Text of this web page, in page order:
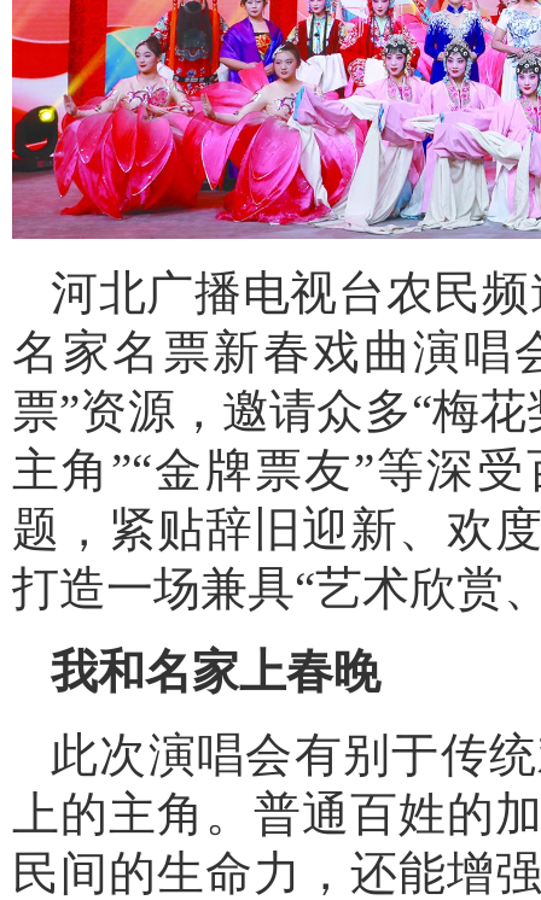
河北广播电视台农民
名家名票新春戏曲演唱
票”资源，邀请众多“梅
主角”“金牌票友”等深
题，紧贴辞旧迎新、欢
打造一场兼具“艺术欣赏
我和名家上春晚
此次演唱会有别于传
上的主角。普通百姓的
民间的生命力，还能增